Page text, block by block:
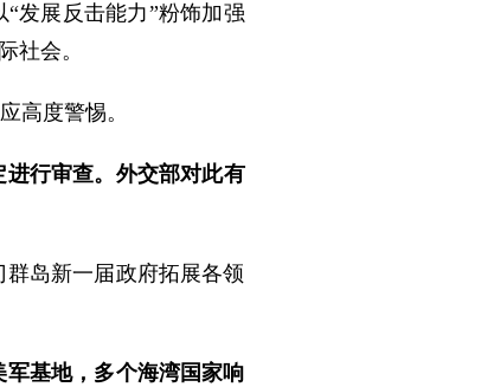
发展反击能力”粉饰加强
社会。
高度警惕。
行审查。外交部对此有
岛新一届政府拓展各领
基地，多个海湾国家响